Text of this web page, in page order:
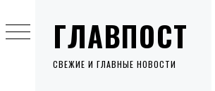
ГЛАВПОСТ
СВЕЖИЕ И ГЛАВНЫЕ НОВОСТИ
to
content